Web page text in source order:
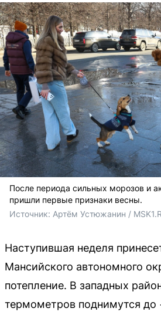
После периода сильных морозов и
пришли первые признаки весны.
Источник: Артём Устюжанин /
Наступившая неделя
Мансийского автономного
потепление. В западных
термометров поднимутся